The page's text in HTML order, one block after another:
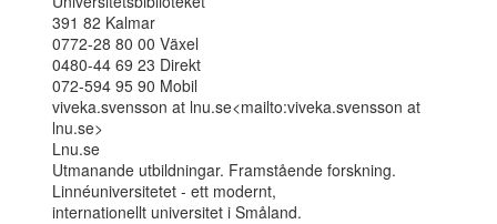
391 82 Kalmar
0772-28 80 00 Växel
0480-44 69 23 Direkt
072-594 95 90 Mobil
viveka.svensson at lnu.se<mailto:viveka.svensson at
lnu.se>
Lnu.se
Utmanande utbildningar. Framstående forskning.
Linnéuniversitetet - ett modernt,
internationellt universitet i Småland.